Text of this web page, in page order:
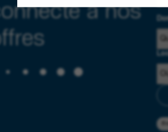
à nos